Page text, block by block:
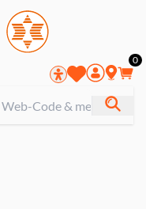
0